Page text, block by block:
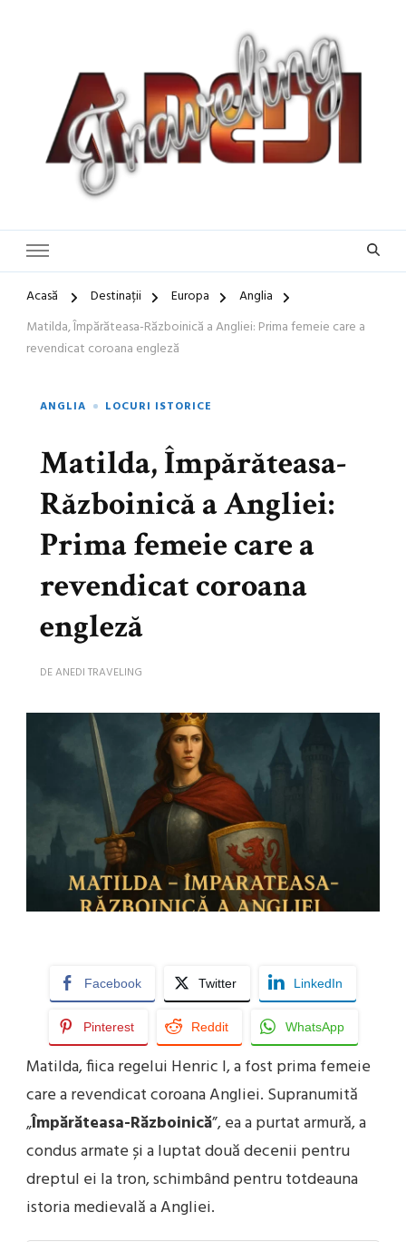
Călătorie în Europa | Inspirație
pentru Vacanțe Memorabile
Acasă Destinații Europa
Anglia
Matilda, Împărăteasa-Războinică a Angliei: Prima femeie care a
revendicat coroana engleză
ANGLIA LOCURI ISTORICE
Matilda, Împărăteasa-
Războinică a Angliei:
Prima femeie care a
revendicat coroana
engleză
DEANEDI TRAVELING
Facebook Twitter LinkedIn
Pinterest Reddit WhatsApp
Matilda, fiica regelui Henric I, a fost prima femeie
care a revendicat coroana Angliei. Supranumită
„Împărăteasa-Războinică”, ea a purtat armură, a
condus armate și a luptat două decenii pentru
dreptul ei la tron, schimbând pentru totdeauna
istoria medievală a Angliei.